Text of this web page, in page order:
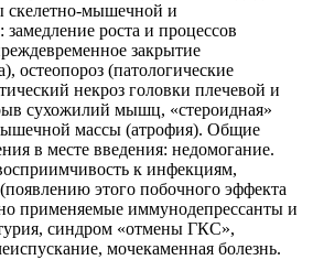
скелетно-мышечной и
роста и процессов
закрытие
остеопороз (патологические
некроз головки плечевой и
сухожилий мышц, «стероидная»
массы (атрофия). Общие
в месте введения: недомогание.
к инфекциям,
этого побочного эффекта
применяемые иммунодепрессанты и
синдром «отмены ГКС»,
мочекаменная болезнь.